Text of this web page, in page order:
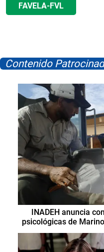
FAVELA-FVL
Contenido
INADEH anuncia
psicológicas de